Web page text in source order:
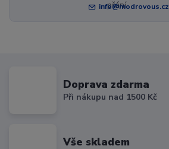
info@modrovous.cz
Doprava zdarma
Při nákupu nad 1500 Kč
Vše skladem